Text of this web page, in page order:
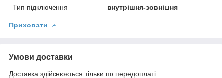
Тип підключення
внутрішня-зовнішня
Приховати
Умови доставки
Доставка здійснюється тільки по передоплаті.